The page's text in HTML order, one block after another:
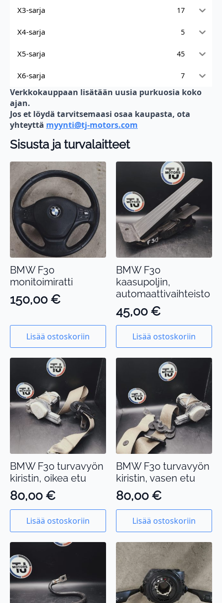
X3-sarja 17
X4-sarja 5
X5-sarja 45
X6-sarja 7
Verkkokauppaan lisätään uusia purkuosia koko
ajan.
Jos et löydä tarvitsemaasi osaa kaupasta, ota
yhteyttä myynti@tj-motors.com
Sisusta ja turvalaitteet
BMW F30
monitoimiratti
150,00 €
Lisää ostoskoriin
BMW F30
kaasupoljin,
automaattivaihteisto
45,00 €
Lisää ostoskoriin
BMW F30 turvavyön
kiristin, oikea etu
80,00 €
Lisää ostoskoriin
BMW F30 turvavyön
kiristin, vasen etu
80,00 €
Lisää ostoskoriin